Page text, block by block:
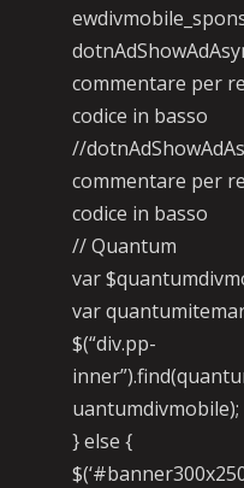
commentare per
codice in basso
//
commentare per
codice in basso
// Quantum
var
var
$(“div.pp-
uantumdivmobile);
} else {